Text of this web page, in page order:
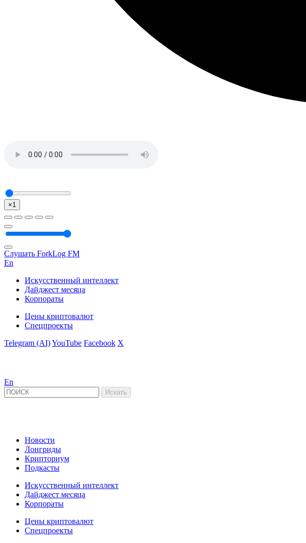
×1
Слушать ForkLog FM
En
Искусственный интеллект
Дайджест месяца
Корпораты
Цены криптовалют
Спецпроекты
Telegram (AI)YouTube Facebook X
En
Новости
Лонгриды
Крипториум
Подкасты
Искусственный интеллект
Дайджест месяца
Корпораты
Цены криптовалют
Спецпроекты